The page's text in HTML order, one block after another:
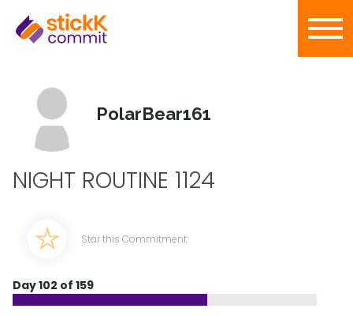
PolarBear161
NIGHT ROUTINE 1124
Star this Commitment
Day 102 of 159